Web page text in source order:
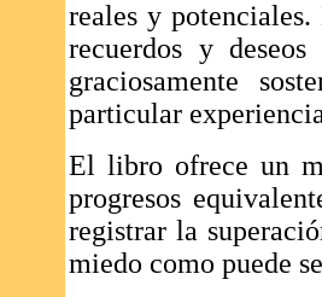
reales y
recuerdos y
graciosamente
particular
El libro ofrece un
progresos
registrar la
miedo como puede